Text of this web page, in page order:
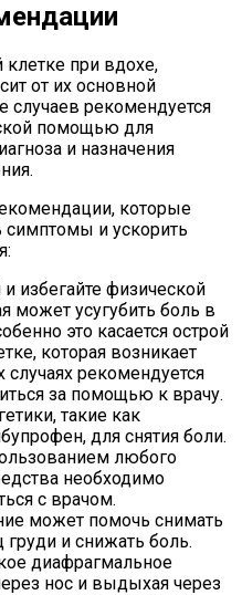
при вдохе,
от их основной
случаев рекомендуется
помощью для
и назначения
которые
симптомы и ускорить
избегайте физической
может усугубить боль в
это касается острой
которая возникает
случаях рекомендуется
за помощью к врачу.
такие как
для снятия боли.
любого
необходимо
с врачом.
может помочь снимать
и снижать боль.
диафрагмальное
нос и выдыхая через